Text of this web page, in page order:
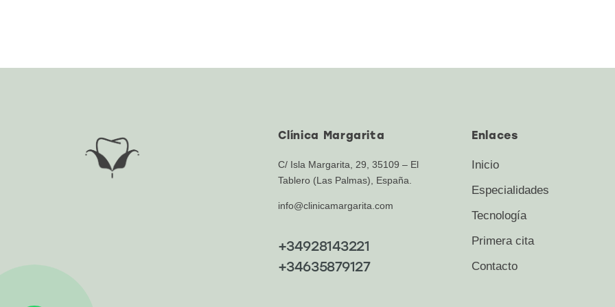
Clínica Margarita
C/ Isla Margarita, 29, 35109 – El
Tablero (Las Palmas), España.
info@clinicamargarita.com
+34928143221
+34635879127
Enlaces
Inicio
Especialidades
Tecnología
Primera cita
Contacto